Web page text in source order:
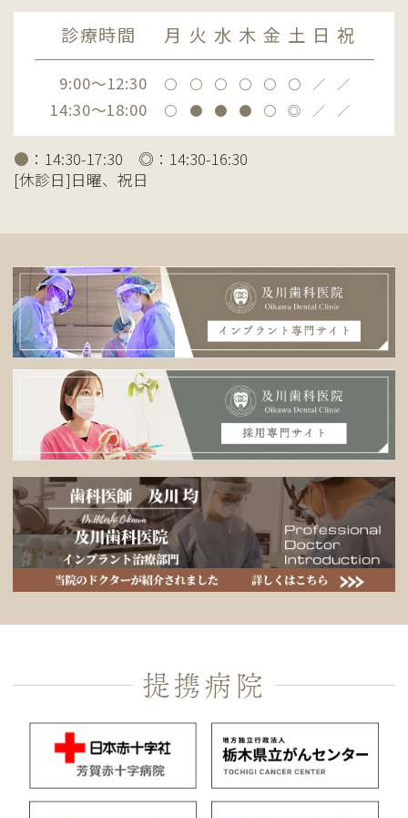
診療時間 月 火 水 木 金 土 日 祝
9:00～12:30 〇 〇 〇 〇 〇 〇 ／ ／
14:30～18:00 〇 ● ● ● 〇 ◎ ／ ／
● ：14:30-17:30 ◎：14:30-16:30
[休診日]日曜、祝日
提携病院